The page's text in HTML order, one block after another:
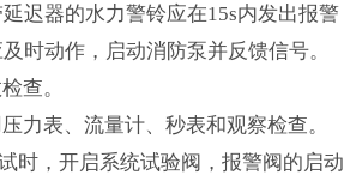
迟器的水力警铃应在15s内发出报警
时动作，启动消防泵并反馈信号。
查。
力表、流量计、秒表和观察检查。
时，开启系统试验阀，报警阀的启动